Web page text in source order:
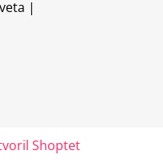
|
Shoptet